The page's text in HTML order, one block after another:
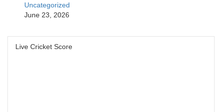
Uncategorized
June 23, 2026
Live Cricket Score